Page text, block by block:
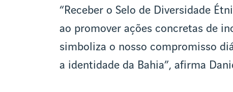
“Receber o Selo de Diversidade
ao promover ações concretas de
simboliza o nosso compromisso
a identidade da Bahia”, afirma